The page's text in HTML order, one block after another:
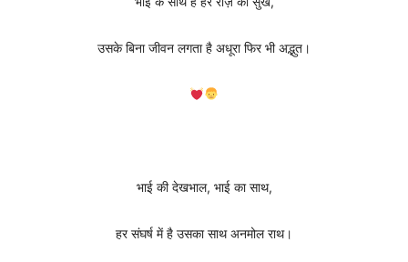
उसके बिना जीवन लगता है अधूरा फिर भी अद्भुत।
भाई की देखभाल, भाई का साथ,
हर संघर्ष में है उसका साथ अनमोल राथ।